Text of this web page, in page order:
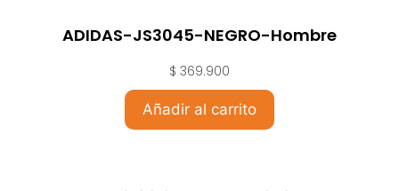
ADIDAS-JS3045-NEGRO-Hombre
$ 369.900
Añadir al carrito